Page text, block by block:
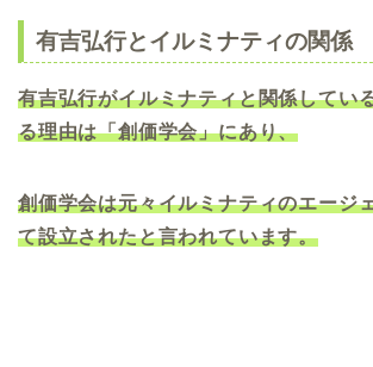
有吉弘行とイルミナティの関係
有吉弘行がイルミナティと関係してい
る理由は「創価学会」にあり、
創価学会は元々イルミナティのエージ
て設立されたと言われています。